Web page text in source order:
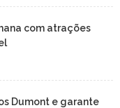
com atrações
Dumont e garante